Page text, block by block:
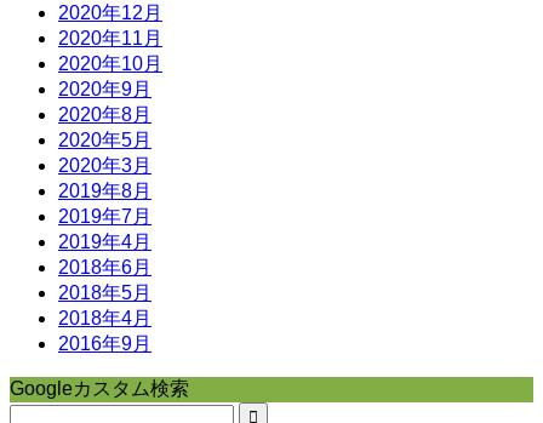
2020年12月
2020年11月
2020年10月
2020年9月
2020年8月
2020年5月
2020年3月
2019年8月
2019年7月
2019年4月
2018年6月
2018年5月
2018年4月
2016年9月
Googleカスタム検索